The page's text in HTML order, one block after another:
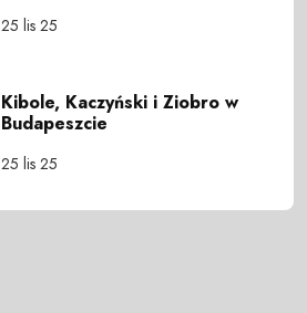
25 lis 25
Kibole, Kaczyński i Ziobro w
Budapeszcie
25 lis 25